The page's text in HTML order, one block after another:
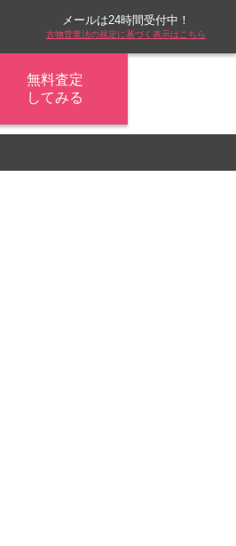
メールは24時間受付中！
古物営業法の規定に基づく表示はこちら
無料査定
してみる